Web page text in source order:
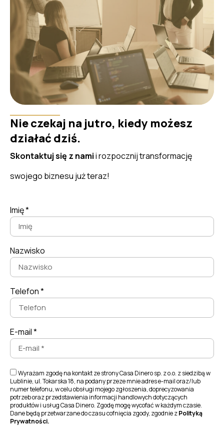
Nie czekaj na jutro, kiedy możesz
działać dziś.
Skontaktuj się z namii rozpocznij transformację
swojego biznesu już teraz!
Imię *
Nazwisko
Telefon *
E-mail *
Wyrażam zgodę na kontakt ze strony Casa Dinero sp. z o.o. z siedzibą w
Lublinie, ul. Tokarska 18, na podany przeze mnie adres e-mail oraz/lub
numer telefonu, w celu obsługi mojego zgłoszenia, doprecyzowania
potrzeb oraz przedstawienia informacji handlowych dotyczących
produktów i usług Casa Dinero. Zgodę mogę wycofać w każdym czasie.
Dane będą przetwarzane do czasu cofnięcia zgody, zgodnie zPolityką
Prywatności.